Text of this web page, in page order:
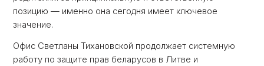
позицию — именно она сегодня имеет ключевое
значение.
Офис Светланы Тихановской продолжает системную
работу по защите прав беларусов в Литве и